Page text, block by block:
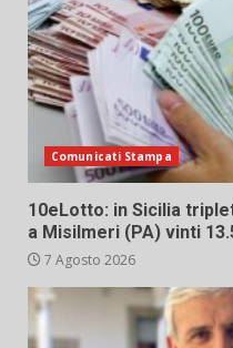
Comunicati Stampa
10eLotto: in Sicilia
a Misilmeri (PA) vinti
7 Agosto 2026